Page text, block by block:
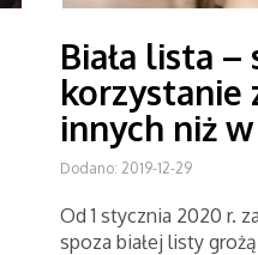
Biała lista –
korzystanie
innych niż
Dodano: 2019-12-29
Od 1 stycznia 2020 r.
spoza białej listy